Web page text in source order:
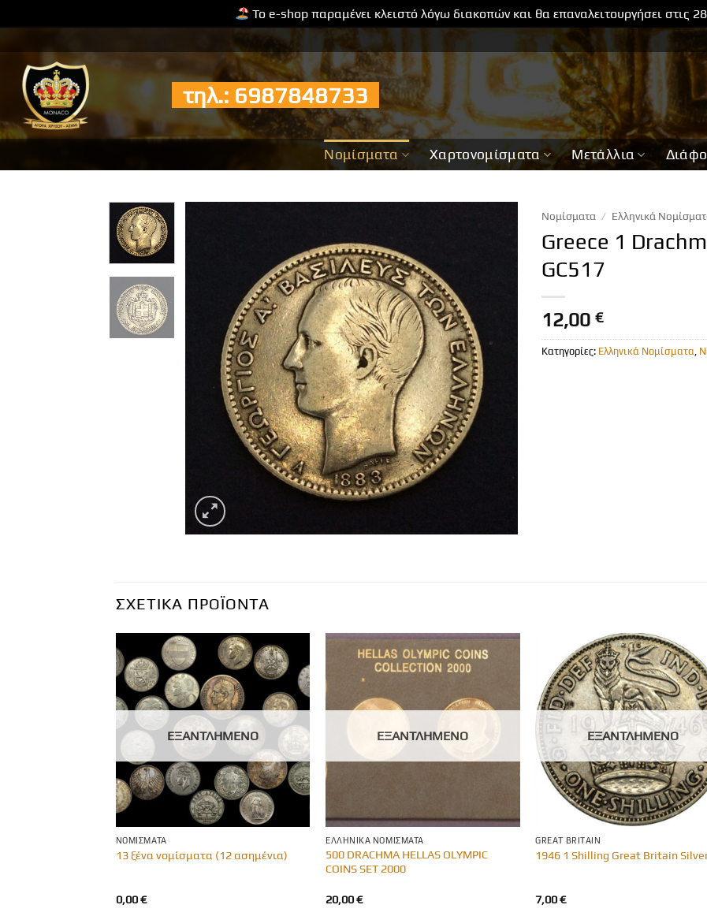
Το e-shop παραμένει κλειστό λόγω διακοπών και θα επαναλειτουργήσει στις
στο
περιεχόμενο
τηλ.: 6987848733
Νομίσματα Χαρτονομίσματα Μετάλλια
Νομίσματα / Ελληνικά
Greece 1
GC517
12,00 €
Κατηγορίες: Ελληνικά Νομίσματα
ΣΧΕΤΙΚΆ ΠΡΟΪΌΝΤΑ
ΕΞΑΝΤΛΗΜΈΝΟ
ΝΟΜΊΣΜΑΤΑ
13 ξένα νομίσματα (12 ασημένια)
0,00€
ΕΞΑΝΤΛΗΜΈΝΟ
ΕΛΛΗΝΙΚΆ ΝΟΜΊΣΜΑΤΑ
500 DRACHMA HELLAS OLYMPIC
COINS SET 2000
20,00€
ΕΞΑΝΤΛΗΜΈΝΟ
GREAT BRITAIN
1946 1 Shilling Great Britain
7,00€